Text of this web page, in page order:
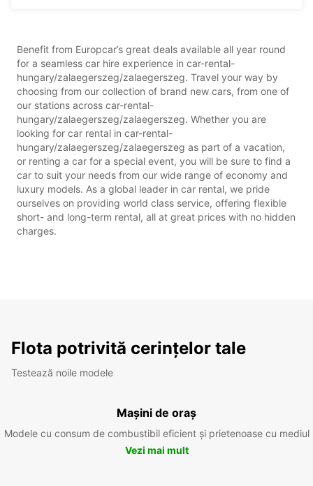
Benefit from Europcar’s great deals available all year round
for a seamless car hire experience in car-rental-
hungary/zalaegerszeg/zalaegerszeg. Travel your way by
choosing from our collection of brand new cars, from one of
our stations across car-rental-
hungary/zalaegerszeg/zalaegerszeg. Whether you are
looking for car rental in car-rental-
hungary/zalaegerszeg/zalaegerszeg as part of a vacation,
or renting a car for a special event, you will be sure to find a
car to suit your needs from our wide range of economy and
luxury models. As a global leader in car rental, we pride
ourselves on providing world class service, offering flexible
short- and long-term rental, all at great prices with no hidden
charges.
Flota potrivită cerințelor tale
Testează noile modele
Mașini de oraș
Modele cu consum de combustibil eficient și prietenoase cu mediul
Vezi mai mult